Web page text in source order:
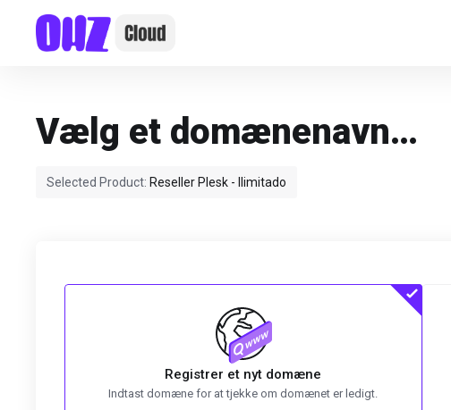
Vælg et domænenavn…
Selected Product: Reseller Plesk - Ilimitado
Registrer et nyt domæne
Indtast domæne for at tjekke om domænet er ledigt.